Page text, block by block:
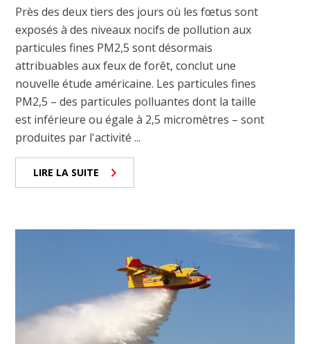
Près des deux tiers des jours où les fœtus sont
exposés à des niveaux nocifs de pollution aux
particules fines PM2,5 sont désormais
attribuables aux feux de forêt, conclut une
nouvelle étude américaine. Les particules fines
PM2,5 – des particules polluantes dont la taille
est inférieure ou égale à 2,5 micromètres – sont
produites par l'activité ...
LIRE LA SUITE